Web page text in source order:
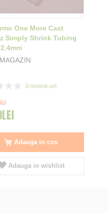
One More Cast
Simply Shrink Tubing
0 review-uri
Adauga in cos
Adauga in wishlist